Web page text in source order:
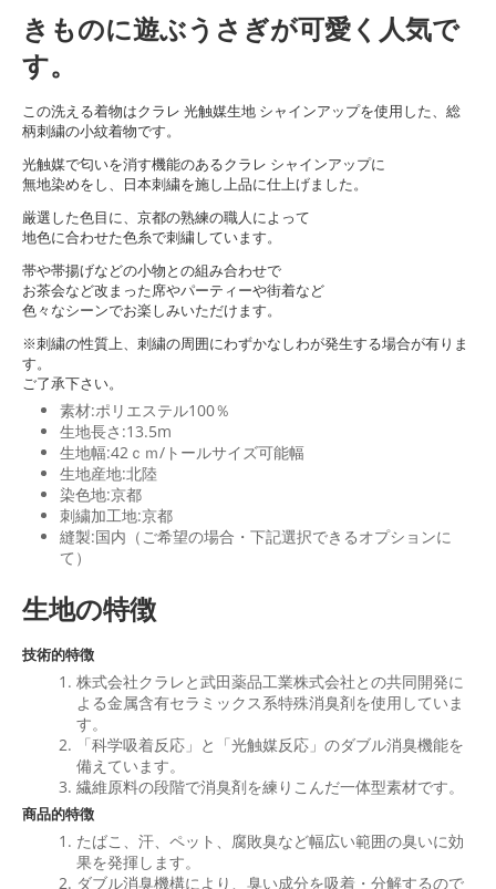
きものに遊ぶうさぎが可愛く人気で
す。
この洗える着物はクラレ 光触媒生地 シャインアップを使用した、総
柄刺繍の小紋着物です。
光触媒で匂いを消す機能のあるクラレ シャインアップに
無地染めをし、日本刺繍を施し上品に仕上げました。
厳選した色目に、京都の熟練の職人によって
地色に合わせた色糸で刺繍しています。
帯や帯揚げなどの小物との組み合わせで
お茶会など改まった席やパーティーや街着など
色々なシーンでお楽しみいただけます。
※刺繍の性質上、刺繍の周囲にわずかなしわが発生する場合が有りま
す。
ご了承下さい。
素材:ポリエステル100％
生地長さ:13.5m
生地幅:42ｃｍ/トールサイズ可能幅
生地産地:北陸
染色地:京都
刺繍加工地:京都
縫製:国内（ご希望の場合・下記選択できるオプションに
て）
生地の特徴
技術的特徴
株式会社クラレと武田薬品工業株式会社との共同開発に
よる金属含有セラミックス系特殊消臭剤を使用していま
す。
「科学吸着反応」と「光触媒反応」のダブル消臭機能を
備えています。
繊維原料の段階で消臭剤を練りこんだ一体型素材です。
商品的特徴
たばこ、汗、ペット、腐敗臭など幅広い範囲の臭いに効
果を発揮します。
ダブル消臭機構により、臭い成分を吸着・分解するので